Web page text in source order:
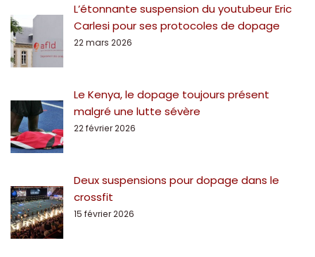
L’étonnante suspension du youtubeur Eric
Carlesi pour ses protocoles de dopage
22 mars 2026
Le Kenya, le dopage toujours présent
malgré une lutte sévère
22 février 2026
Deux suspensions pour dopage dans le
crossfit
15 février 2026